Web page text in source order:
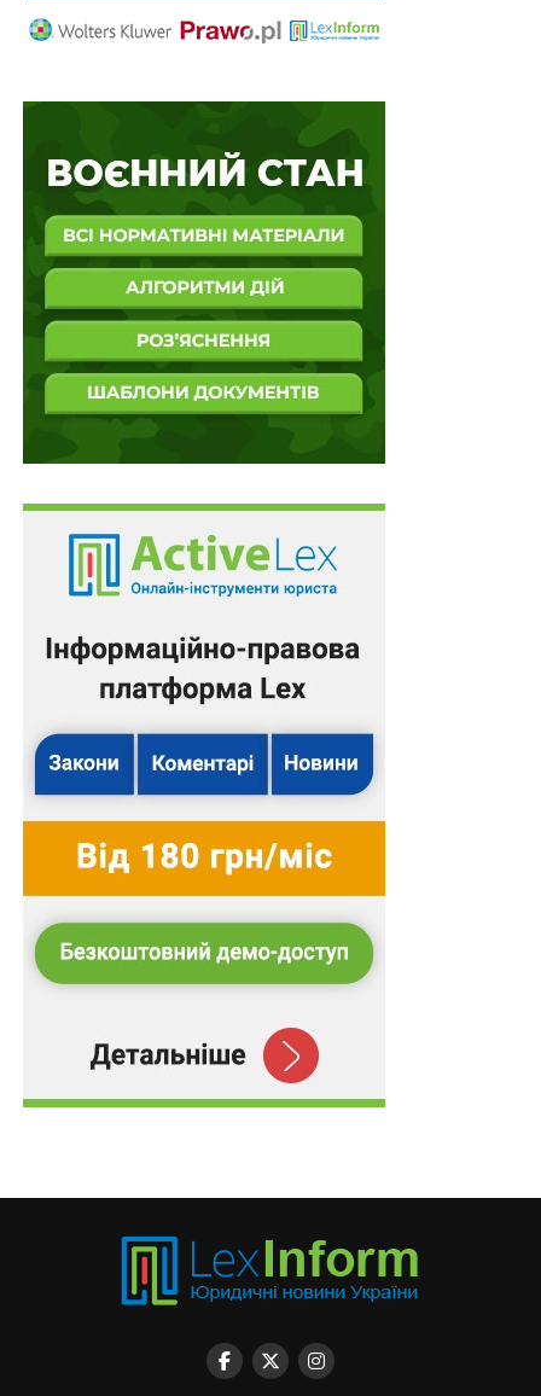
дітям або іншим особам, інформації, здатної
викликати зневажливе ставлення дітей до
значну шкоду фізичному, психічному або моральному
розвитку дітей, викликати у них відчуття
неповноцінності;
9) використовувати матеріали за участю осіб,
внесених до Переліку осіб, які створюють загрозу
національній безпеці.
Також зверніть увагу наПравові позиції Верховного
Суду щодо кримінальних правопорушень, пов’язаних
та збірник
матеріали, алгоритми дій, роз’яснення, корисні
При визначенні строку на оскарження
податкового повідомлення-рішення під час
воєнного стану…
Трудові спори в умовах воєнного стану: огляд
Верховного Суду
Роботодавець не вправі обмежувати
нарахування та виплату надбавки за роботу в
ПОВ'ЯЗАНІ ТЕМИ: FEATURED LEX ВИБОРЧИЙ КОДЕКС
Система «Банкрутство та неплатоспроможність»
запрацює 1 червня
НЕ ПРОПУСТІТЬ